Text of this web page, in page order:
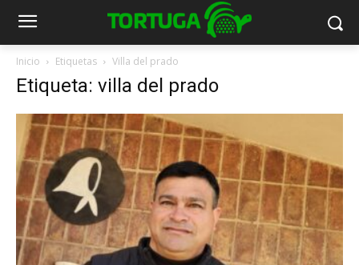
Inicio Etiquetas Villa del prado
Etiqueta: villa del prado